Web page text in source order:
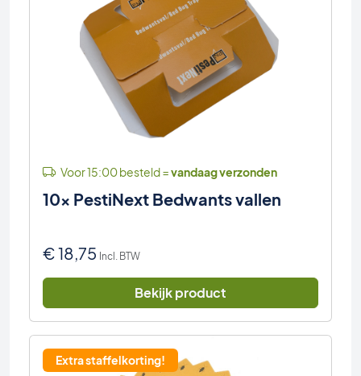
Voor 15:00 besteld =vandaag verzonden
10x PestiNext Bedwants vallen
€18,75 Incl. BTW
Bekijk product
Extra staffelkorting!